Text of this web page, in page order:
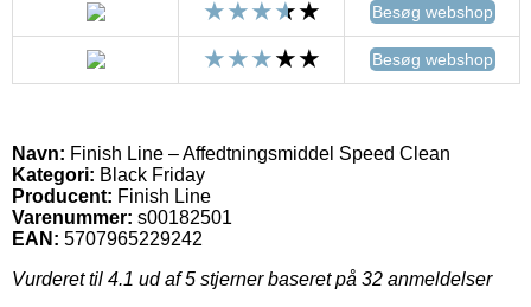
Besøg webshop
Besøg webshop
Navn: Finish Line – Affedtningsmiddel Speed Clean
Kategori: Black Friday
Producent: Finish Line
Varenummer: s00182501
EAN: 5707965229242
Vurderet til 4.1 ud af 5 stjerner baseret på 32 anmeldelser